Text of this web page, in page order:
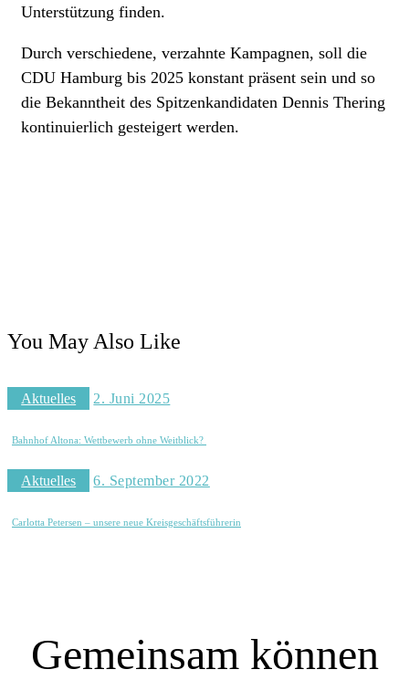
Unterstützung finden.
Durch verschiedene, verzahnte Kampagnen, soll die
CDU Hamburg bis 2025 konstant präsent sein und so
die Bekanntheit des Spitzenkandidaten Dennis Thering
kontinuierlich gesteigert werden.
You May Also Like
Aktuelles 2. Juni 2025
Bahnhof Altona: Wettbewerb ohne Weitblick?
Aktuelles 6. September 2022
Carlotta Petersen – unsere neue Kreisgeschäftsführerin
Gemeinsam können